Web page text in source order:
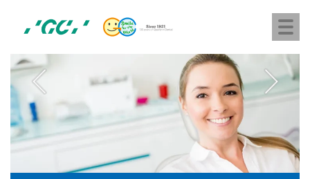
content
社
ジ
ー
シ
ー
M